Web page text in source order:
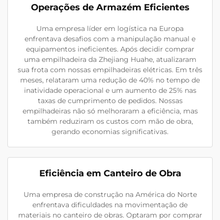
Operações de Armazém Eficientes
Uma empresa líder em logística na Europa
enfrentava desafios com a manipulação manual e
equipamentos ineficientes. Após decidir comprar
uma empilhadeira da Zhejiang Huahe, atualizaram
sua frota com nossas empilhadeiras elétricas. Em três
meses, relataram uma redução de 40% no tempo de
inatividade operacional e um aumento de 25% nas
taxas de cumprimento de pedidos. Nossas
empilhadeiras não só melhoraram a eficiência, mas
também reduziram os custos com mão de obra,
gerando economias significativas.
Eficiência em Canteiro de Obra
Uma empresa de construção na América do Norte
enfrentava dificuldades na movimentação de
materiais no canteiro de obras. Optaram por comprar